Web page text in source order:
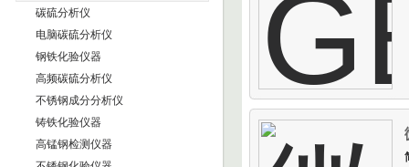
碳硫分析仪
电脑碳硫分析仪
钢铁化验仪器
高频碳硫分析仪
不锈钢成分分析仪
铸铁化验仪器
高锰钢检测仪器